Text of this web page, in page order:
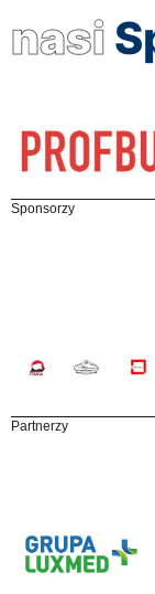
nasi
Sponsorzy
Partnerzy